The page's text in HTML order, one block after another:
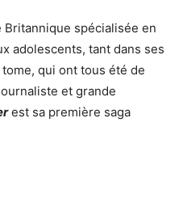
Britannique spécialisée en
adolescents, tant dans ses
qui ont tous été de
et grande
est sa première saga